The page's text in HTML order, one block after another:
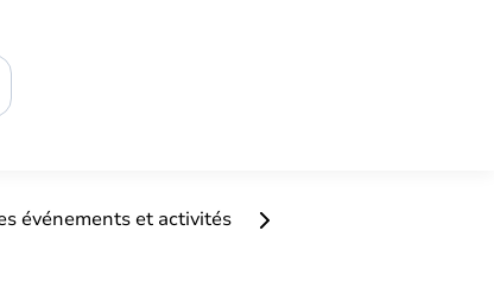
événements et activités